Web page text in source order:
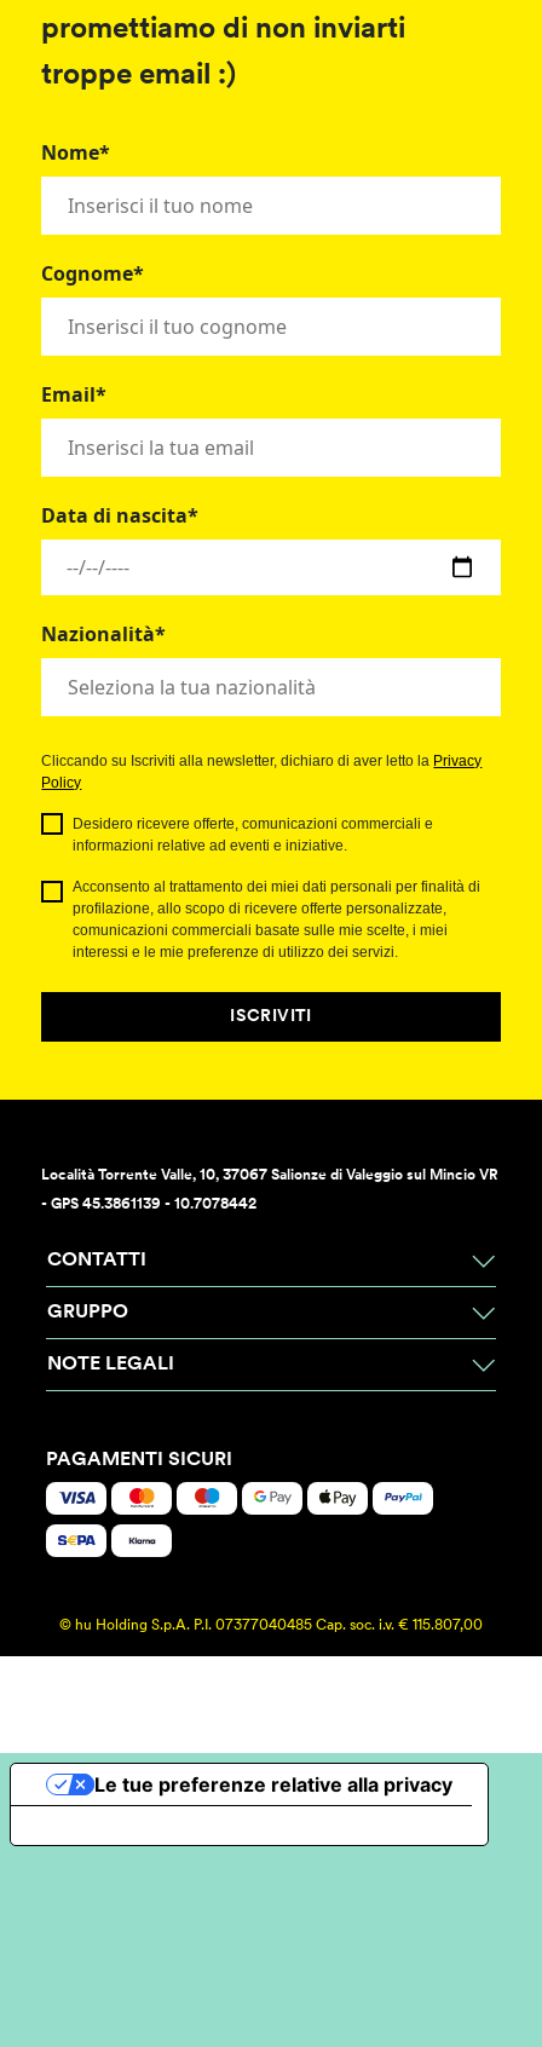
promettiamo di non inviarti
troppe email :)
Nome*
Cognome*
Email*
Data di nascita*
Nazionalità*
Cliccando su Iscriviti alla newsletter, dichiaro di aver letto la Privacy
Policy
Desidero ricevere offerte, comunicazioni commerciali e
informazioni relative ad eventi e iniziative.
Acconsento al trattamento dei miei dati personali per finalità di
profilazione, allo scopo di ricevere offerte personalizzate,
comunicazioni commerciali basate sulle mie scelte, i miei
interessi e le mie preferenze di utilizzo dei servizi.
ISCRIVITI
Località Torrente Valle, 10, 37067 Salionze di Valeggio sul Mincio VR
- GPS 45.3861139 - 10.7078442
CONTATTI
GRUPPO
NOTE LEGALI
PAGAMENTI SICURI
© hu Holding S.p.A. P.I. 07377040485 Cap. soc. i.v. € 115.807,00
Le tue preferenze relative alla privacy